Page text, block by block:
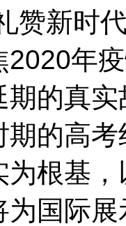
赞新时
2020年
的真
的高
为根基
国际